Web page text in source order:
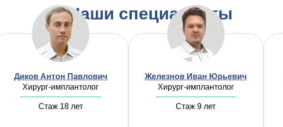
Наши специалисты
Диков Антон Павлович
Хирург-имплантолог
Стаж 18 лет
Железнов Иван Юрьевич
Хирург-имплантолог
Стаж 9 лет